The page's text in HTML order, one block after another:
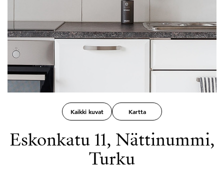
Kaikki kuvat Kartta
Eskonkatu 11, Nättinummi,
Turku